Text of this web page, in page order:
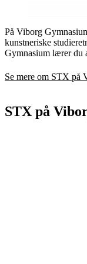
På Viborg
kunstneriske
Gymnasium lærer du
Se mere om STX på
STX på